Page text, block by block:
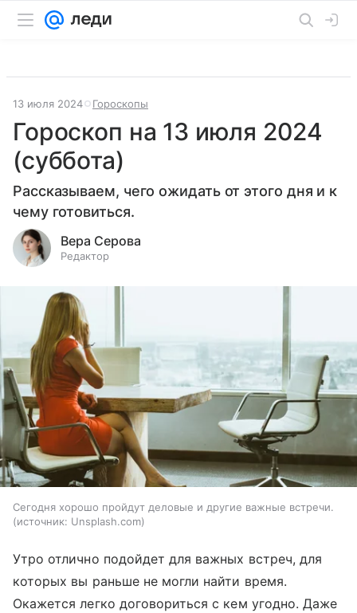
13 июля 2024 Гороскопы
Гороскоп на 13 июля 2024
(суббота)
Рассказываем, чего ожидать от этого дня и к
чему готовиться.
Вера Серова
Редактор
Сегодня хорошо пройдут деловые и другие важные встречи.
источник: Unsplash.com
Утро отлично подойдет для важных встреч, для
которых вы раньше не могли найти время.
Окажется легко договориться с кем угодно. Даже